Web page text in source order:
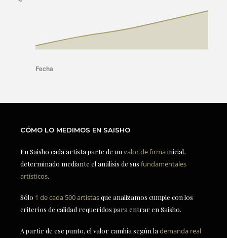
CÓMO LO MEDIMOS EN SAISHO
En Saisho cada artista parte de un valor de firmainicial,
determinado mediante el análisis de sus fundamentales
artísticos.
Sólo 1 de cada 500 artistasque analizamos cumple con los
criterios de calidad requeridos para entrar en Saisho.
A partir de ese punto, el valor cambia según la demanda real